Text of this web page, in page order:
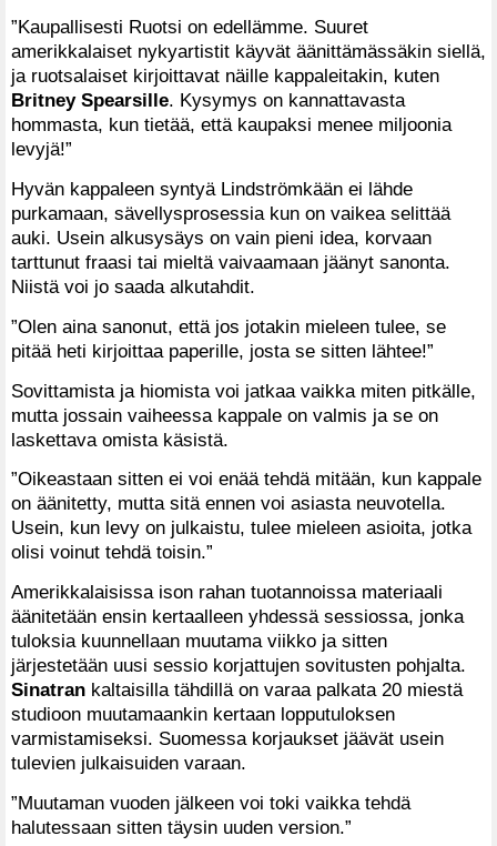
”Kaupallisesti Ruotsi on edellämme. Suuret
amerikkalaiset nykyartistit käyvät äänittämässäkin siellä,
ja ruotsalaiset kirjoittavat näille kappaleitakin, kuten
Britney Spearsille. Kysymys on kannattavasta
hommasta, kun tietää, että kaupaksi menee miljoonia
levyjä!”
Hyvän kappaleen syntyä Lindströmkään ei lähde
purkamaan, sävellysprosessia kun on vaikea selittää
auki. Usein alkusysäys on vain pieni idea, korvaan
tarttunut fraasi tai mieltä vaivaamaan jäänyt sanonta.
Niistä voi jo saada alkutahdit.
”Olen aina sanonut, että jos jotakin mieleen tulee, se
pitää heti kirjoittaa paperille, josta se sitten lähtee!”
Sovittamista ja hiomista voi jatkaa vaikka miten pitkälle,
mutta jossain vaiheessa kappale on valmis ja se on
laskettava omista käsistä.
”Oikeastaan sitten ei voi enää tehdä mitään, kun kappale
on äänitetty, mutta sitä ennen voi asiasta neuvotella.
Usein, kun levy on julkaistu, tulee mieleen asioita, jotka
olisi voinut tehdä toisin.”
Amerikkalaisissa ison rahan tuotannoissa materiaali
äänitetään ensin kertaalleen yhdessä sessiossa, jonka
tuloksia kuunnellaan muutama viikko ja sitten
järjestetään uusi sessio korjattujen sovitusten pohjalta.
Sinatran kaltaisilla tähdillä on varaa palkata 20 miestä
studioon muutamaankin kertaan lopputuloksen
varmistamiseksi. Suomessa korjaukset jäävät usein
tulevien julkaisuiden varaan.
”Muutaman vuoden jälkeen voi toki vaikka tehdä
halutessaan sitten täysin uuden version.”